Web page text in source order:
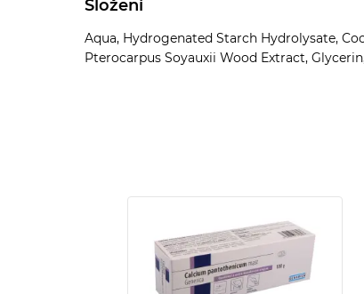
Složení
Aqua, Hydrogenated Starch Hydrolysate,
Pterocarpus Soyauxii Wood Extract,